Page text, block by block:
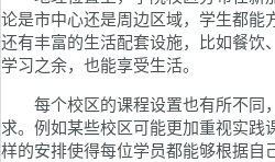
论是市中心还是周边区域，学生都能
还有丰富的生活配套设施，比如餐饮
学习之余，也能享受生活。
每个校区的课程设置也有所不同
求。例如某些校区可能更加重视实践
样的安排使得每位学员都能够根据自